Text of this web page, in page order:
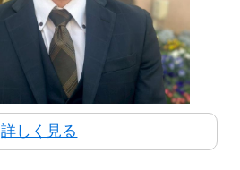
詳しく見る